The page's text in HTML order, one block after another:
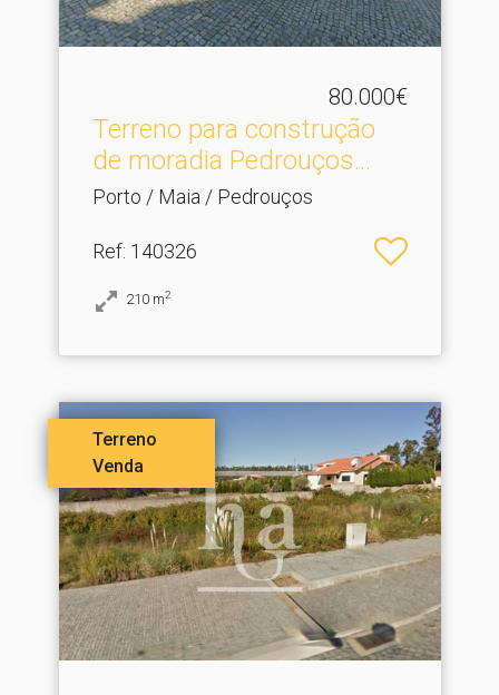
80.000€
Terreno para construção
de moradia Pedrouços.​..
Porto / Maia / Pedrouços
Ref: 140326
210 m2
Terreno
Venda